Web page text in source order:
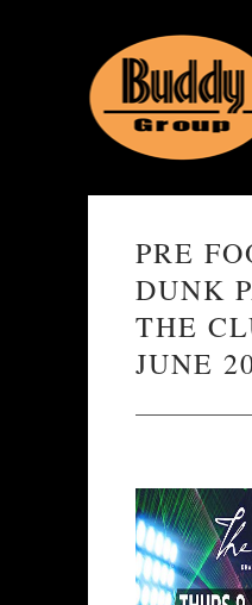
PRE
DUNK
THE
JUNE